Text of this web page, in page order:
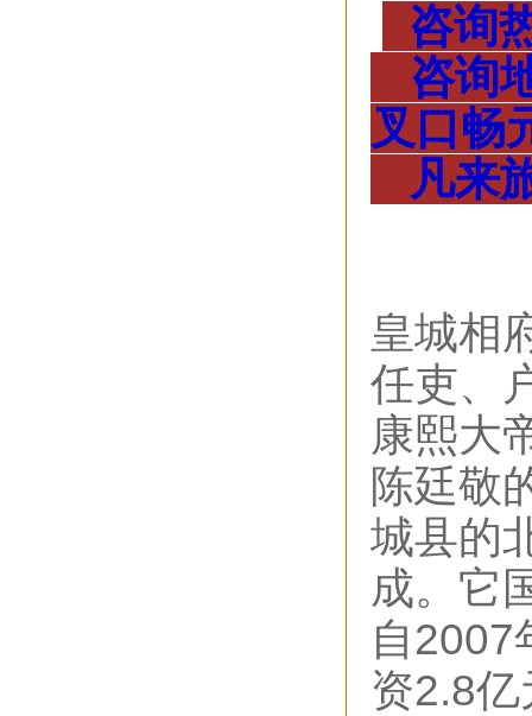
咨询
咨询
叉口畅
凡来
皇城相
任吏、
康熙大
陈廷敬
城县的
成。它
自2007
资2.8